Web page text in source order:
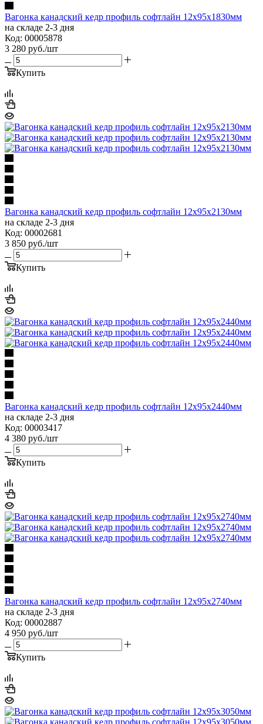
Вагонка канадский кедр профиль софтлайн 12х95х1830мм
на складе 2-3 дня
Код: 00005878
3 280 руб./шт
Купить
Вагонка канадский кедр профиль софтлайн 12х95х2130мм
на складе 2-3 дня
Код: 00002681
3 850 руб./шт
Купить
Вагонка канадский кедр профиль софтлайн 12х95х2440мм
на складе 2-3 дня
Код: 00003417
4 380 руб./шт
Купить
Вагонка канадский кедр профиль софтлайн 12х95х2740мм
на складе 2-3 дня
Код: 00002887
4 950 руб./шт
Купить